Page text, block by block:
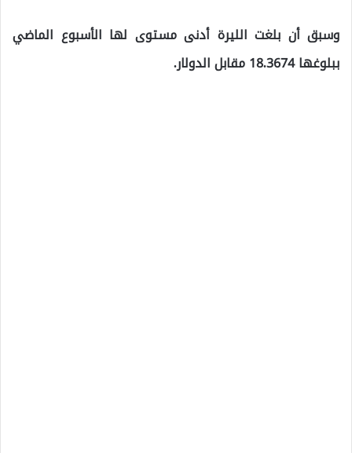
وسبق أن بلغت الليرة أدنى مستوى لها الأسبوع الماضي
ببلوغها 18.3674 مقابل الدولار.